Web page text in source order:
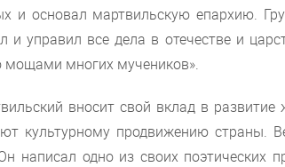
и основал мартвильскую епархию.
и управил все дела в отечестве и
мощами многих мучеников».
вносит свой вклад в
культурному продвижению страны.
написал одно из своих поэтических